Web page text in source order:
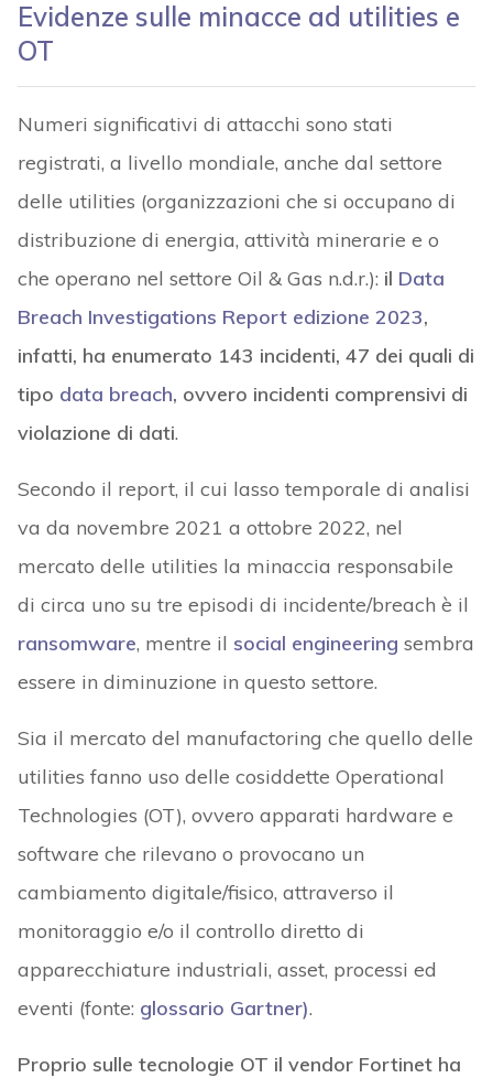
Evidenze sulle minacce ad utilities e
OT
Numeri significativi di attacchi sono stati
registrati, a livello mondiale, anche dal settore
delle utilities (organizzazioni che si occupano di
distribuzione di energia, attività minerarie e o
che operano nel settore Oil & Gas n.d.r.): il Data
Breach Investigations Report edizione 2023,
infatti, ha enumerato 143 incidenti, 47 dei quali di
tipo data breach, ovvero incidenti comprensivi di
violazione di dati.
Secondo il report, il cui lasso temporale di analisi
va da novembre 2021 a ottobre 2022, nel
mercato delle utilities la minaccia responsabile
di circa uno su tre episodi di incidente/breach è il
ransomware, mentre il social engineering sembra
essere in diminuzione in questo settore.
Sia il mercato del manufactoring che quello delle
utilities fanno uso delle cosiddette Operational
Technologies (OT), ovvero apparati hardware e
software che rilevano o provocano un
cambiamento digitale/fisico, attraverso il
monitoraggio e/o il controllo diretto di
apparecchiature industriali, asset, processi ed
eventi (fonte: glossario Gartner).
Proprio sulle tecnologie OT il vendor Fortinet ha